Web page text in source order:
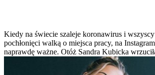
Kiedy na świecie szaleje koronawirus i
pochłonięci walką o miejsca pracy, na
naprawdę ważne. Otóż Sandra Kubicka